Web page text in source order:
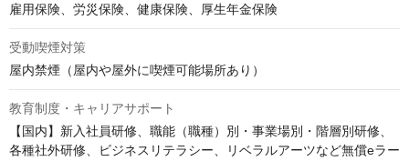
雇用保険、労災保険、健康保険、厚生年金保険
受動喫煙対策
屋内禁煙（屋内や屋外に喫煙可能場所あり）
教育制度・キャリアサポート
【国内】新入社員研修、職能（職種）別・事業場別・階層別研修、
各種社外研修、ビジネスリテラシー、リベラルアーツなど無償eラー